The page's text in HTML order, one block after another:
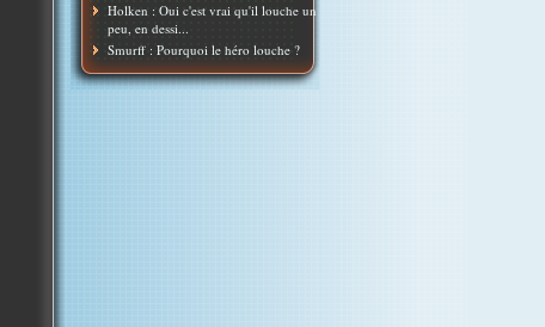
Holken : Oui c'est vrai qu'il louche un
peu, en dessi...
Smurff : Pourquoi le héro louche ?